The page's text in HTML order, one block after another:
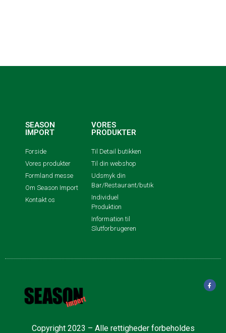
SEASON
IMPORT
Forside
Vores produkter
Formland messe
Om Season Import
Kontakt os
VORES
PRODUKTER
Til Detail butikken
Til din webshop
Udsmyk din
Bar/Restaurant/butik
Individuel
Produktion
Information til
Slutforbrugeren
Copyright 2023 – Alle rettigheder forbeholdes